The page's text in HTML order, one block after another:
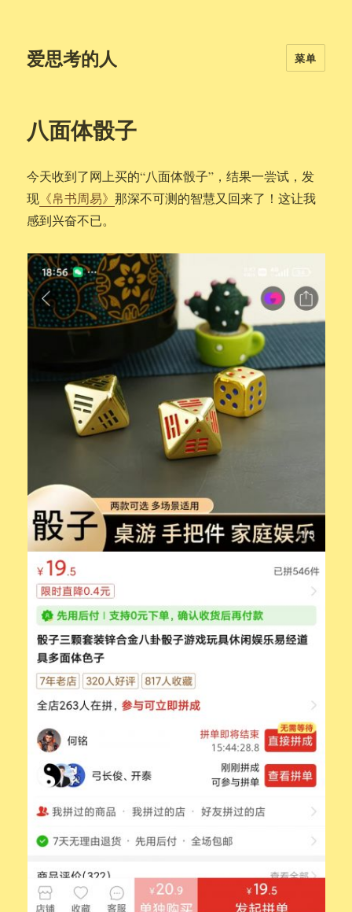
爱思考的人 菜单
八面体骰子
今天收到了网上买的“八面体骰子”，结果一尝试，发
现 《帛书周易》那深不可测的智慧又回来了！这让我
感到兴奋不已。